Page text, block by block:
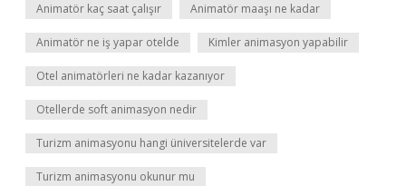
Animatör kaç saat çalışır Animatör maaşı ne kadar
Animatör ne iş yapar otelde Kimler animasyon yapabilir
Otel animatörleri ne kadar kazanıyor
Otellerde soft animasyon nedir
Turizm animasyonu hangi üniversitelerde var
Turizm animasyonu okunur mu